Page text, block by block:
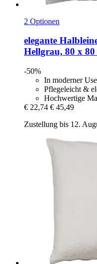
2 Optionen
elegante
Hellgrau, 80 x 80
-50%
In moderner
Pflegeleicht &
Hochwertige
€ 22,74 € 45,49
Zustellung bis 12.